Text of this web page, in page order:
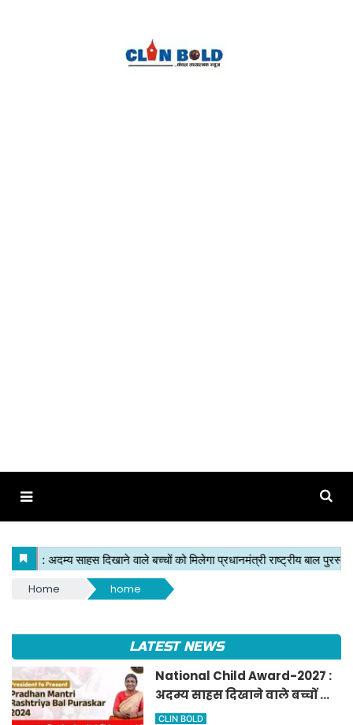
Home home
LATEST NEWS
National Child Award-2027 :
अदम्य साहस दिखाने वाले बच्चों को
मिलेगा प्रधानमंत्री राष्ट्रीय बाल
CLIN BOLD